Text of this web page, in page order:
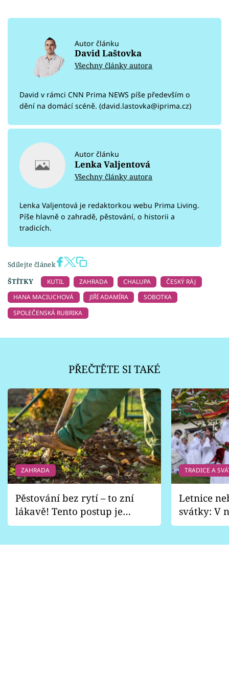
Autor článku
David Laštovka
Všechny články autora
David v rámci CNN Prima NEWS píše především o
dění na domácí scéně. (david.lastovka@iprima.cz)
Autor článku
Lenka Valjentová
Všechny články autora
Lenka Valjentová je redaktorkou webu Prima Living.
Píše hlavně o zahradě, pěstování, o historii a
tradicích.
Sdílejte článek
ŠTÍTKY
KUTIL ZAHRADA CHALUPA
ČESKÝ RÁJ
HANA MACIUCHOVÁ
JIŘÍ ADAMÍRA
SOBOTKA
SPOLEČENSKÁ RUBRIKA
PŘEČTĚTE SI TAKÉ
ZAHRADA
Pěstování bez rytí – to zní
lákavě! Tento postup je
vhodný jen pro některé
TRADICE A
Letnice
svátky: V
pondělí